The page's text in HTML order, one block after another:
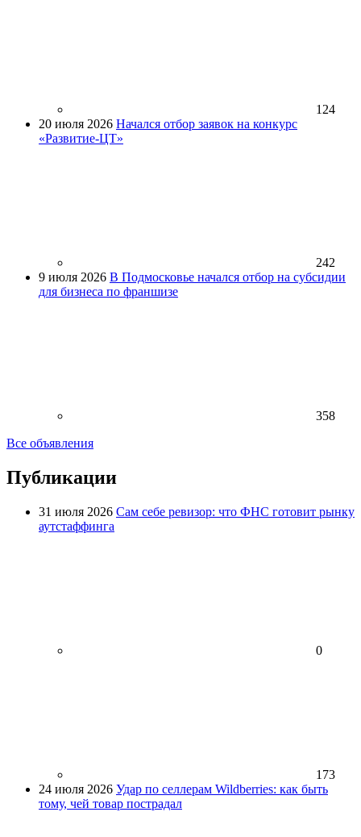
124
20 июля 2026 Начался отбор заявок на конкурс
«Развитие-ЦТ»
242
9 июля 2026 В Подмосковье начался отбор на субсидии
для бизнеса по франшизе
358
Все объявления
Публикации
31 июля 2026 Сам себе ревизор: что ФНС готовит рынку
аутстаффинга
0
173
24 июля 2026 Удар по селлерам Wildberries: как быть
тому, чей товар пострадал